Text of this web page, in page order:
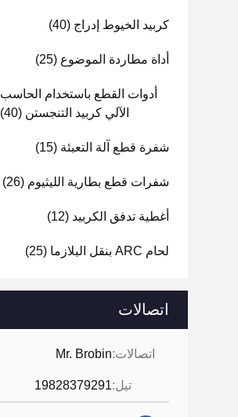
كربيد الخيوط إدراج (40)
أداة مطاردة الموضوع (25)
أدوات القطع باستخدام الحاسب
الآلي كربيد التنجستن (40)
شفرة قطع آلة التعبئة (15)
شفرات قطع بطارية الليثيوم (26)
أغطية تدفق الكربيد (12)
لحام ARC بنقل البلازما (25)
اتصالات
اتصالات:Mr. Brobin
تيل:19828379291